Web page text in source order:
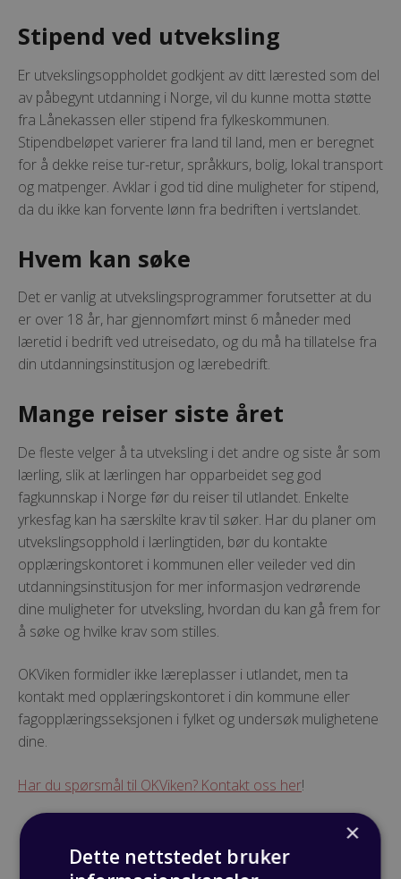
Stipend ved utveksling
Er utvekslingsoppholdet godkjent av ditt lærested som del
av påbegynt utdanning i Norge, vil du kunne motta støtte
fra Lånekassen eller stipend fra fylkeskommunen.
Stipendbeløpet varierer fra land til land, men er beregnet
for å dekke reise tur-retur, språkkurs, bolig, lokal transport
og matpenger. Avklar i god tid dine muligheter for stipend,
da du ikke kan forvente lønn fra bedriften i vertslandet.
Hvem kan søke
Det er vanlig at utvekslingsprogrammer forutsetter at du
er over 18 år, har gjennomført minst 6 måneder med
læretid i bedrift ved utreisedato, og du må ha tillatelse fra
din utdanningsinstitusjon og lærebedrift.
Mange reiser siste året
De fleste velger å ta utveksling i det andre og siste år som
lærling, slik at lærlingen har opparbeidet seg god
fagkunnskap i Norge før du reiser til utlandet. Enkelte
yrkesfag kan ha særskilte krav til søker. Har du planer om
utvekslingsopphold i lærlingtiden, bør du kontakte
opplæringskontoret i kommunen eller veileder ved din
utdanningsinstitusjon for mer informasjon vedrørende
dine muligheter for utveksling, hvordan du kan gå frem for
å søke og hvilke krav som stilles.
OKViken formidler ikke læreplasser i utlandet, men ta
kontakt med opplæringskontoret i din kommune eller
fagopplæringsseksjonen i fylket og undersøk mulighetene
dine.
Har du spørsmål til OKViken? Kontakt oss her!
×
Dette nettstedet bruker